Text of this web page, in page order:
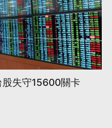
股失守15600關卡